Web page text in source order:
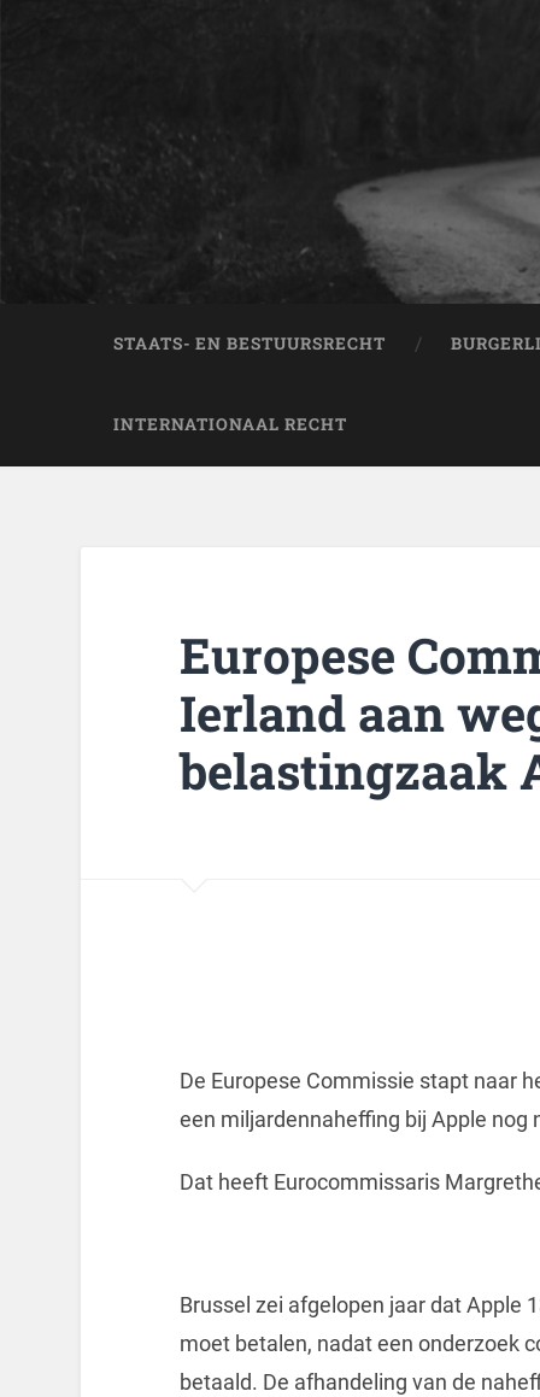
STAATS- EN BESTUURSRECHT
INTERNATIONAAL RECHT
Europese
Ierland aan
belastingzaak
De Europese Commissie stapt naar
een miljardennaheffing bij Apple nog
Dat heeft Eurocommissaris
Brussel zei afgelopen jaar dat Apple
moet betalen, nadat een onderzoek
betaald. De afhandeling van de